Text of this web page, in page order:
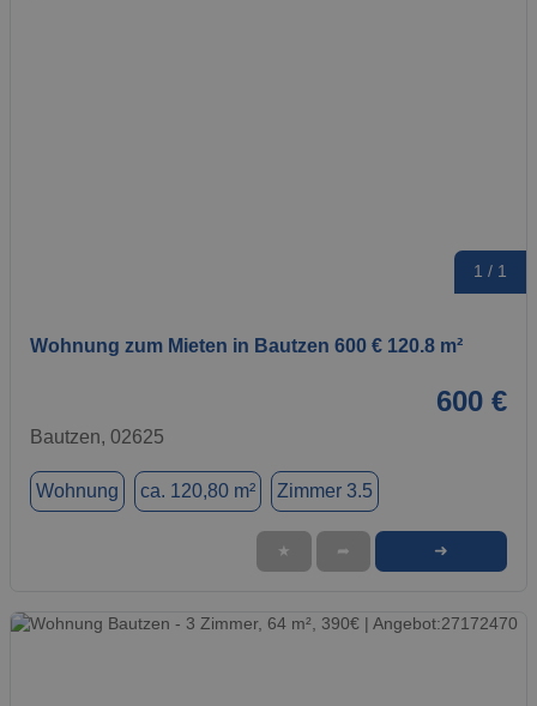
1 / 1
Wohnung zum Mieten in Bautzen 600 € 120.8 m²
600 €
Bautzen, 02625
Wohnung ca. 120,80 m² Zimmer 3.5
★ ➦ ➜